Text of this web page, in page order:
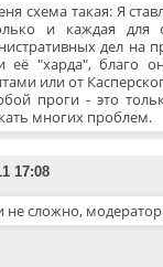
схема такая: Я
и каждая
дел на
её "харда", благо
или от
проги - это
многих проблем.
17:08
не сложно,